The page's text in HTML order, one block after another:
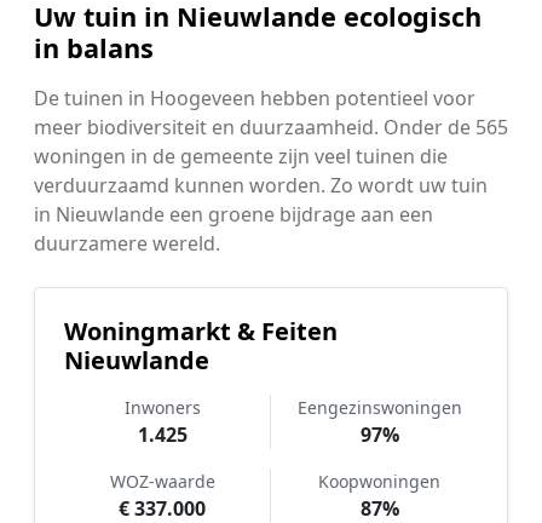
Uw tuin in Nieuwlande ecologisch
in balans
De tuinen in Hoogeveen hebben potentieel voor
meer biodiversiteit en duurzaamheid. Onder de 565
woningen in de gemeente zijn veel tuinen die
verduurzaamd kunnen worden. Zo wordt uw tuin
in Nieuwlande een groene bijdrage aan een
duurzamere wereld.
Woningmarkt & Feiten
Nieuwlande
Inwoners
1.425
Eengezinswoningen
97%
WOZ-waarde
€ 337.000
Koopwoningen
87%